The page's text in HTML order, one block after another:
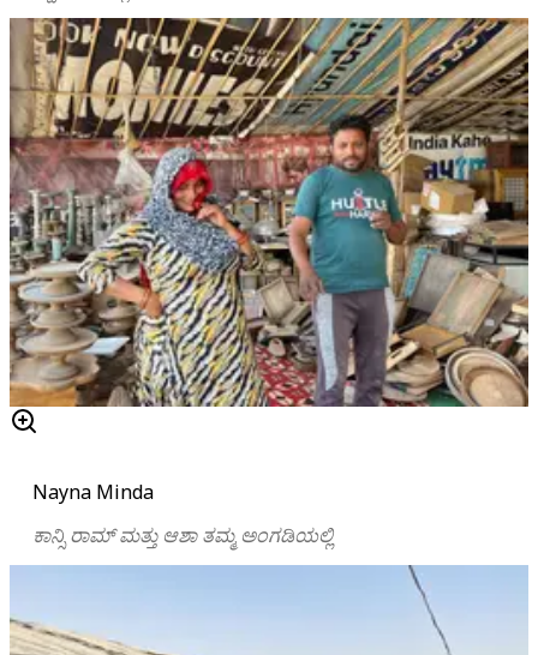
Nayna Minda
ಕಾನ್ಸಿ ರಾಮ್‌ ಮತ್ತು ಆಶಾ ತಮ್ಮ ಅಂಗಡಿಯಲ್ಲಿ